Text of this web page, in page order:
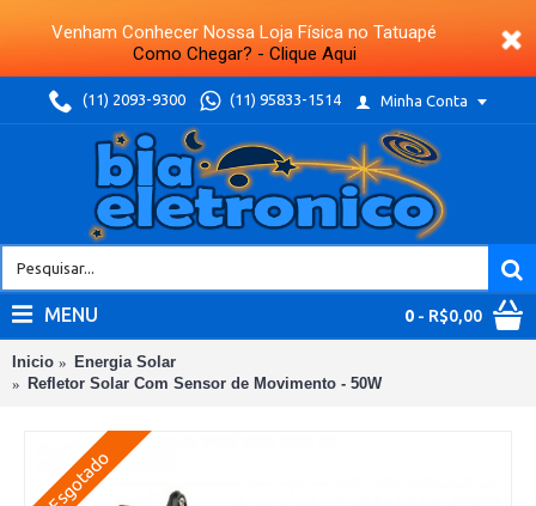
Venham Conhecer Nossa Loja Física no Tatuapé
Como Chegar? - Clique Aqui
(11) 2093-9300 (11) 95833-1514 Minha Conta
0 - R$0,00
MENU
Inicio
Energia Solar
Refletor Solar Com Sensor de Movimento - 50W
Esgotado